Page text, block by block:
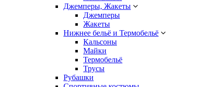
Джемперы, Жакеты
Джемперы
Жакеты
Нижнее бельё и Термобельё
Кальсоны
Майки
Термобельё
Трусы
Рубашки